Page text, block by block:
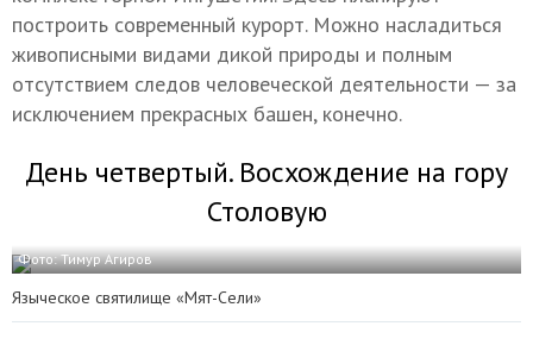
построить современный курорт. Можно насладиться
живописными видами дикой природы и полным
отсутствием следов человеческой деятельности — за
исключением прекрасных башен, конечно.
День четвертый. Восхождение на гору
Столовую
Фото: Тимур Агиров
Языческое святилище «Мят-Сели»